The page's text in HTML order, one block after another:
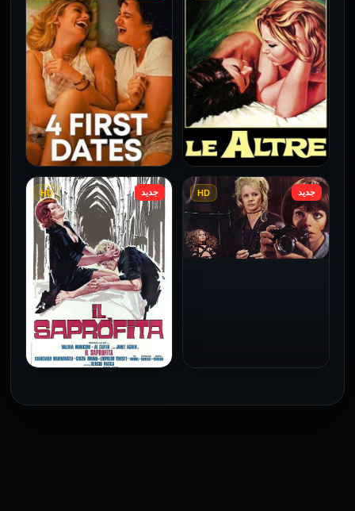
فيلم Borderline مترجم
للكبار فقط
2026
فيلم Monika مترجم للكبار
فقط
2026
فيلم Le altre مترجم للكبار
فقط
2026
فيلم 4 First Dates مترجم
للكبار فقط
2026
جديد HD جديد HD
فيلم The Profiteer مترجم